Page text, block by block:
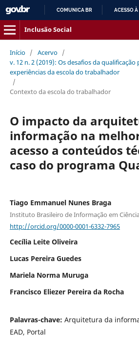
COMUNICA BR ACESSO
Inclusão Social
Início / Acervo /
v. 12 n. 2 (2019): Os desafios da
experiências da escola do trabalhador
/
Contexto da escola do trabalhador
O impacto da
informação na
acesso a conteúdos
caso do programa
Tiago Emmanuel Nunes Braga
Instituto Brasileiro de Informação em
http://orcid.org/0000-0001-6332-7965
Cecília Leite Oliveira
Lucas Pereira Guedes
Mariela Norma Muruga
Francisco Eliezer Pereira da Rocha
Palavras-chave: Arquitetura da
EAD, Portal